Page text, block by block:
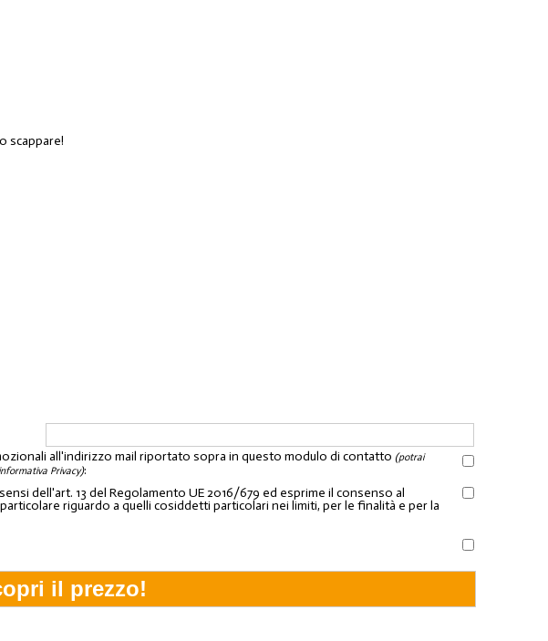
scappare!
all'indirizzo mail riportato sopra in questo modulo di contatto (potrai
Privacy):
dell'art. 13 del Regolamento UE 2016/679 ed esprime il consenso al
riguardo a quelli cosiddetti particolari nei limiti, per le finalità e per la